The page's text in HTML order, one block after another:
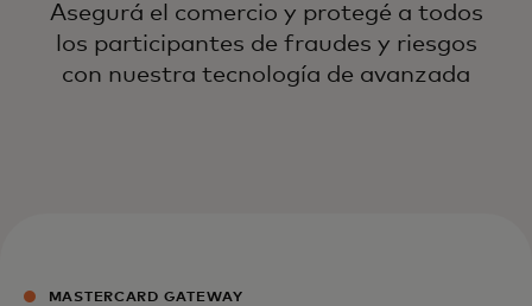
Asegurá el comercio y protegé a todos
los participantes de fraudes y riesgos
con nuestra tecnología de avanzada
MASTERCARD GATEWAY